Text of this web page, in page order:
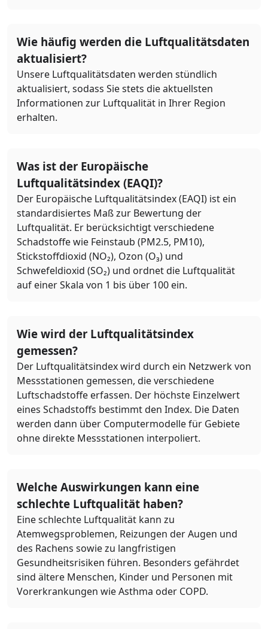
Wie häufig werden die Luftqualitätsdaten
aktualisiert?
Unsere Luftqualitätsdaten werden stündlich
aktualisiert, sodass Sie stets die aktuellsten
Informationen zur Luftqualität in Ihrer Region
erhalten.
Was ist der Europäische
Luftqualitätsindex (EAQI)?
Der Europäische Luftqualitätsindex (EAQI) ist ein
standardisiertes Maß zur Bewertung der
Luftqualität. Er berücksichtigt verschiedene
Schadstoffe wie Feinstaub (PM2.5, PM10),
Stickstoffdioxid (NO₂), Ozon (O₃) und
Schwefeldioxid (SO₂) und ordnet die Luftqualität
auf einer Skala von 1 bis über 100 ein.
Wie wird der Luftqualitätsindex
gemessen?
Der Luftqualitätsindex wird durch ein Netzwerk von
Messstationen gemessen, die verschiedene
Luftschadstoffe erfassen. Der höchste Einzelwert
eines Schadstoffs bestimmt den Index. Die Daten
werden dann über Computermodelle für Gebiete
ohne direkte Messstationen interpoliert.
Welche Auswirkungen kann eine
schlechte Luftqualität haben?
Eine schlechte Luftqualität kann zu
Atemwegsproblemen, Reizungen der Augen und
des Rachens sowie zu langfristigen
Gesundheitsrisiken führen. Besonders gefährdet
sind ältere Menschen, Kinder und Personen mit
Vorerkrankungen wie Asthma oder COPD.